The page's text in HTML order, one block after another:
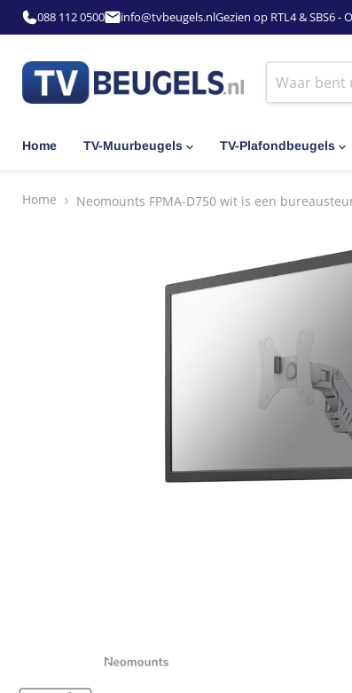
088 112 0500 info@tvbeugels.nlGezien op RTL4 & SBS6
Home TV-Muurbeugels TV-Plafondbeugels
Home Neomounts FPMA-D750 wit is een